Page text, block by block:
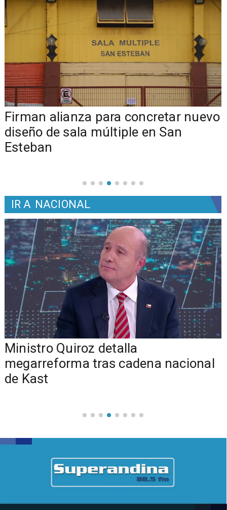
​​Firman alianza para concretar nuevo
diseño de sala múltiple en San
Esteban
IR A NACIONAL
Ministro Quiroz detalla
megarreforma tras cadena nacional
de Kast